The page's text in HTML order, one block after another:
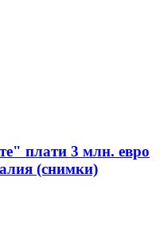
плати 3 млн. евро
(снимки)